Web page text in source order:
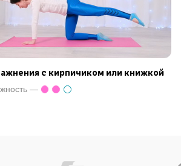
с кирпичиком или книжкой
—